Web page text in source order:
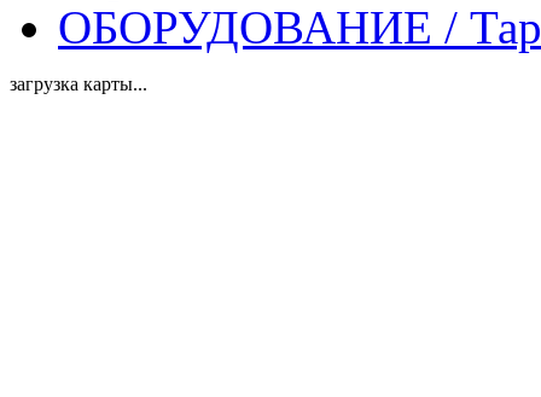
ОБОРУДОВАНИЕ /
загрузка карты...